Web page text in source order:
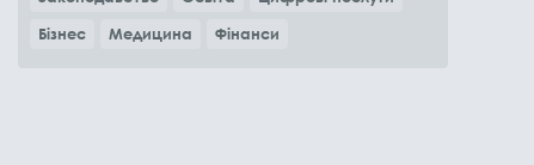
Бізнес
Медицина Фінанси